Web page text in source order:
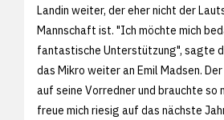
Landin weiter, der eher nicht der
Mannschaft ist. "Ich möchte mich
fantastische Unterstützung", sagte
das Mikro weiter an Emil Madsen.
auf seine Vorredner und brauchte so
freue mich riesig auf das nächste